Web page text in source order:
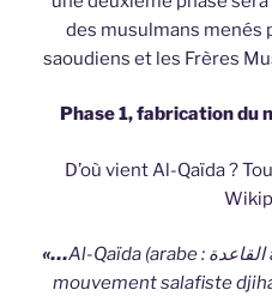
des musulmans menés
saoudiens et les Frères
Phase 1, fabrication du
D’où vient Al-Qaïda ?
«…Al-Qaïda (arabe : القاعدة
mouvement salafiste